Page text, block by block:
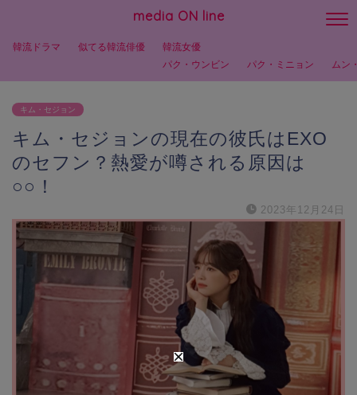
media ON line
韓流ドラマ 似てる韓流俳優
韓流女優
パク・ウンビン
パク・ミニョン ムン
キム・セジョン
キム・セジョンの現在の彼氏はEXO
のセフン？熱愛が噂される原因は
○○！
2023年12月24日